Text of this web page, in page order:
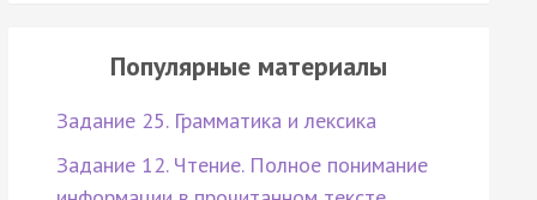
Популярные материалы
Задание 25. Грамматика и лексика
Задание 12. Чтение. Полное понимание